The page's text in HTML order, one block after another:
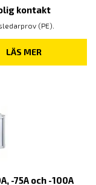
kontakt
(PE).
LÄS MER
-75A och -100A